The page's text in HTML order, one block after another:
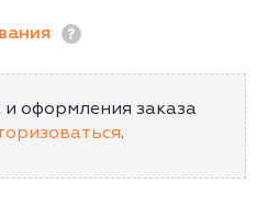
оформления заказа
.